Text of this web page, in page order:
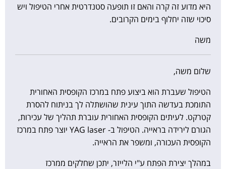
היא מדוע זה קרה והאם זו תופעה סטנדרטית אחרי הטיפול ויש
סיכוי שזה יחלוף בימים הקרובים.
משה
שלום משה,
הטיפול שעברת הוא ביצוע פתח במרכז הקופסית האחורית
התומכת בעדשה התוך עינית שהושתלה לך בניתוח להסרת
קטרקט. לעיתים הקופסית האחורית עוברת תהליך של עכירות,
הגורם לירידה בראייה. הטיפול ב- YAG laser יוצר פתח במרכז
הקופסית העכורה, ומשפר את הראייה.
במהלך יצירת הפתח ע"י הלייזר, יתכן שחלקים ממרכז